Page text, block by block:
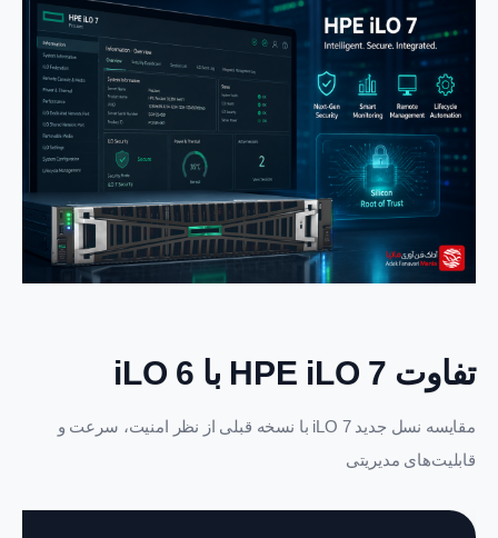
تفاوت HPE iLO 7 با iLO 6
مقایسه نسل جدید iLO 7 با نسخه قبلی از نظر امنیت، سرعت و
قابلیت‌های مدیریتی